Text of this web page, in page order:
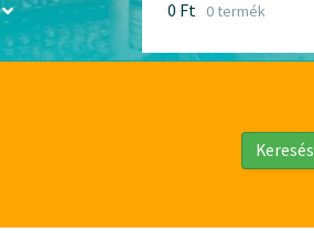
0 Ft 0 termék
Keresés